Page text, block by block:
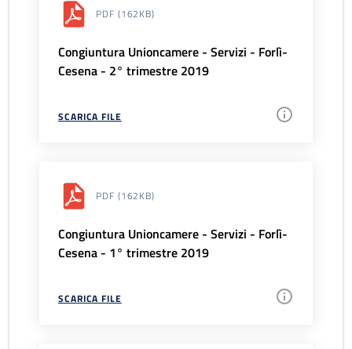
PDF (162KB)
Congiuntura Unioncamere - Servizi - Forlì-
Cesena - 2° trimestre 2019
SCARICA FILE
PDF (162KB)
Congiuntura Unioncamere - Servizi - Forlì-
Cesena - 1° trimestre 2019
SCARICA FILE